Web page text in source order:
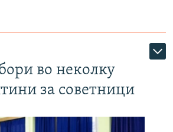
во неколку
за советници